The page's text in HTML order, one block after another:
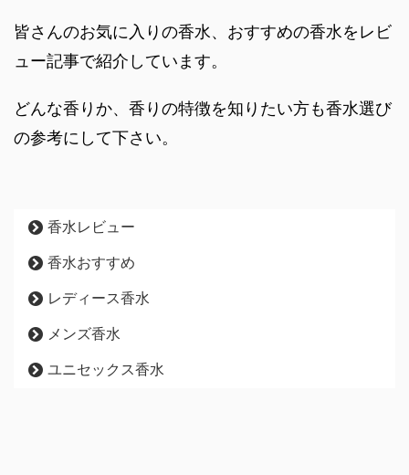
皆さんのお気に入りの香水、おすすめの香水をレビ
ュー記事で紹介しています。
どんな香りか、香りの特徴を知りたい方も香水選び
の参考にして下さい。
香水レビュー
香水おすすめ
レディース香水
メンズ香水
ユニセックス香水